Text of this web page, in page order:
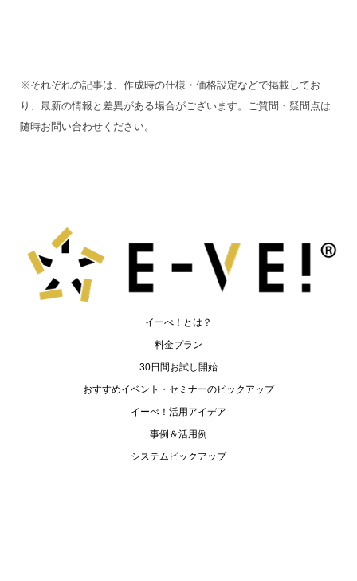
※それぞれの記事は、作成時の仕様・価格設定などで掲載してお
り、最新の情報と差異がある場合がございます。ご質問・疑問点は
随時お問い合わせください。
イーべ！とは？
料金プラン
30日間お試し開始
おすすめイベント・セミナーのピックアップ
イーべ！活用アイデア
事例＆活用例
システムピックアップ